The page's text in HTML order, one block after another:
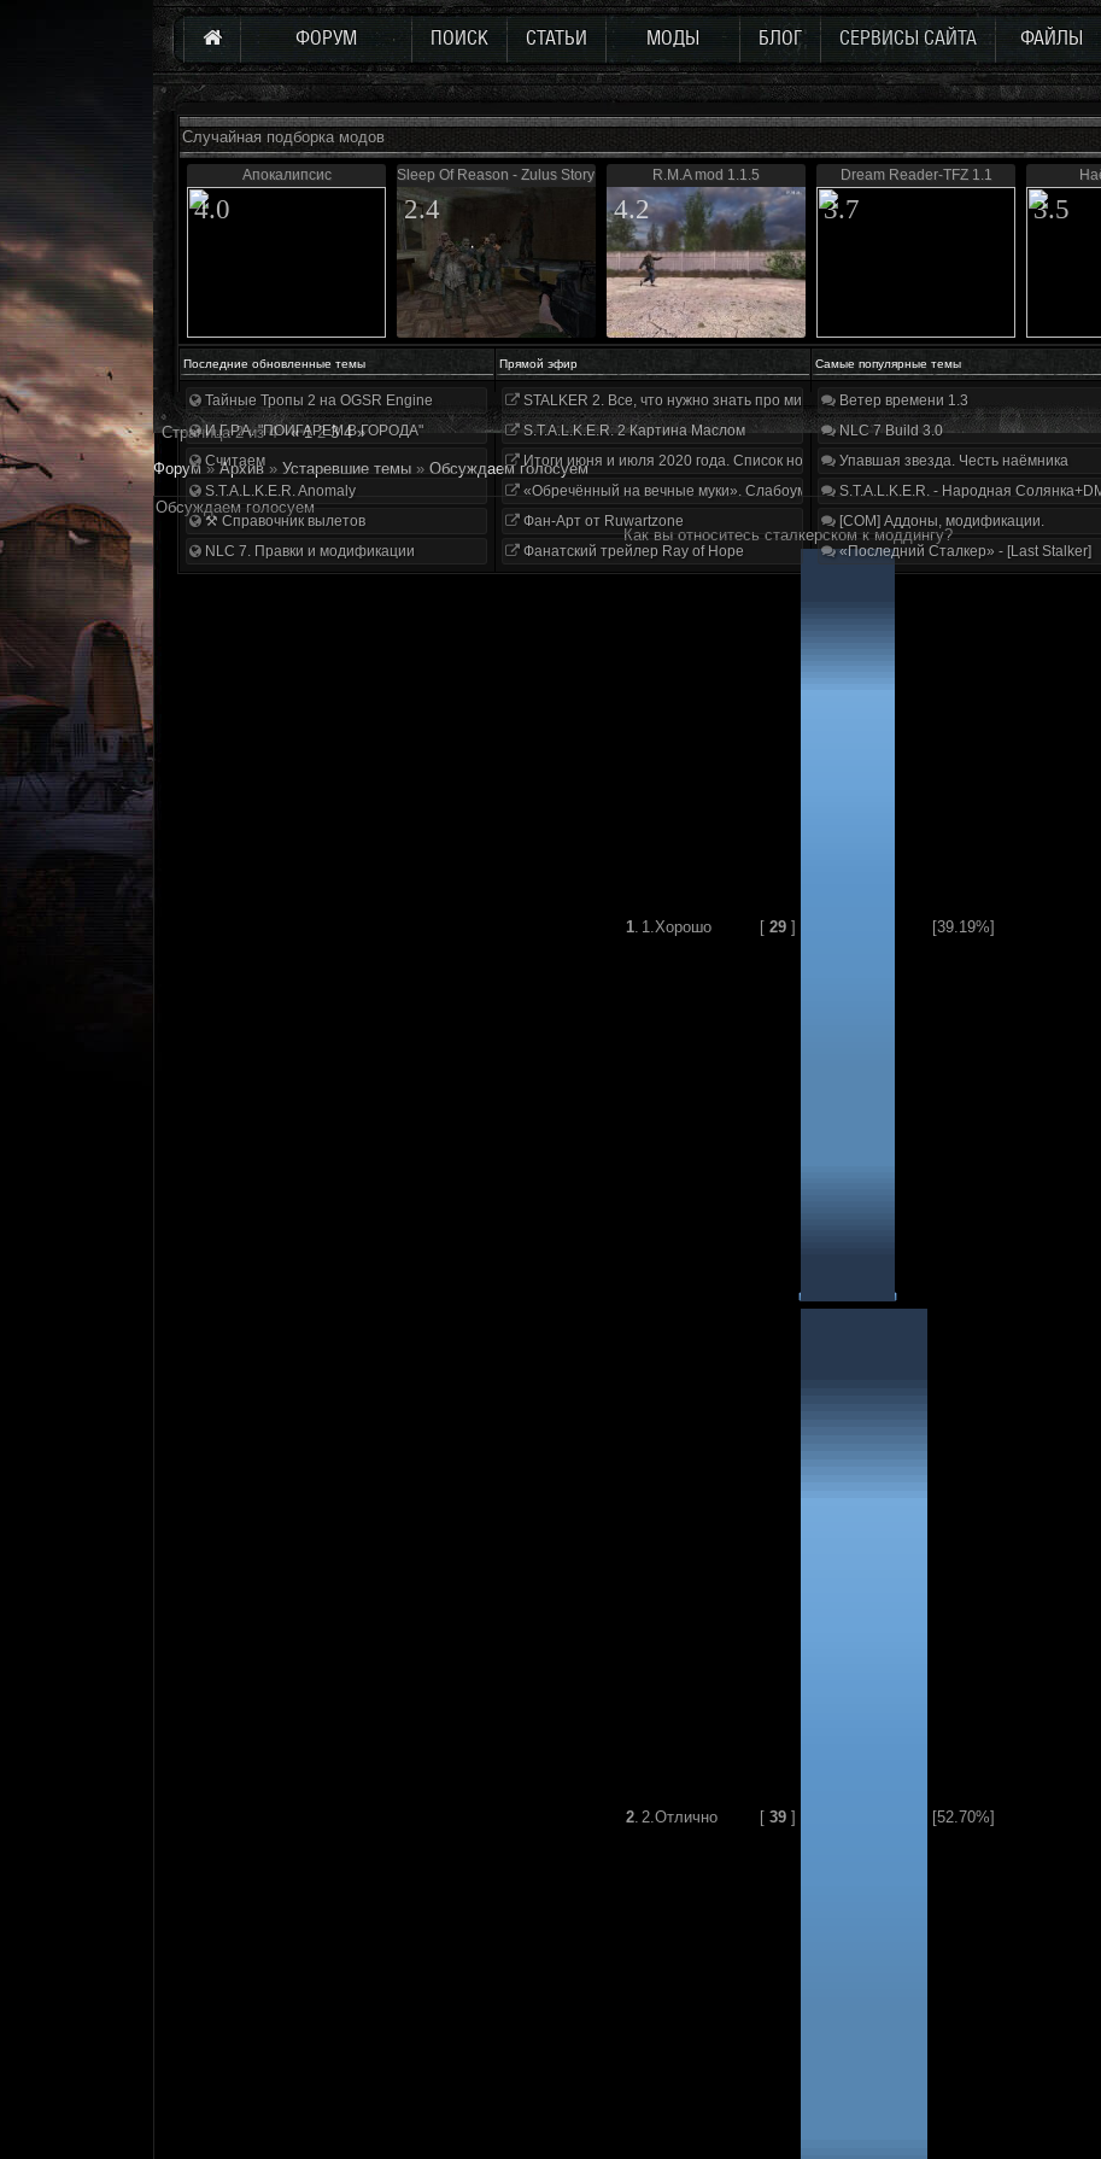
ФОРУМ ПОИСК СТАТЬИ МОДЫ БЛОГ СЕРВИСЫ САЙТА ФАЙЛЫ
Случайная подборка модов
Апокалипсис
4.0
Sleep Of Reason - Zulus Story 0.5
2.4
R.M.A mod 1.1.5
4.2
Dream Reader-TFZ 1.1
3.7 3.5
Последние обновленные темы Прямой эфир Самые популярные темы
Тайные Тропы 2 на OGSR Engine
И.Г.Р.А. "ПОИГАРЕМ В ГОРОДА"
Считаем
S.T.A.L.K.E.R. Anomaly
⚒ Справочник вылетов
NLC 7. Правки и модификации
STALKER 2. Все, что нужно знать про мир, геймплей и сюжет | Разбор трейлера
S.T.A.L.K.E.R. 2 Картина Маслом
Итоги июня и июля 2020 года. Список нововведений
«Обречённый на вечные муки». Слабоумие и отвага
Фан-Арт от Ruwartzone
Фанатский трейлер Ray of Hope
Ветер времени 1.3
NLC 7 Build 3.0
Упавшая звезда. Честь наёмника
S.T.A.L.K.E.R. - Народная
[COM] Аддоны, модификации.
«Последний Сталкер» - [Last Stalker]
Страница2из4 « 1 2 3 4 »
Форум » Архив » Устаревшие темы » Обсуждаем голосуем
Обсуждаем голосуем
Как вы относитесь сталкерском к моддингу?
1. 1.Хорошо [ 29 ] [39.19%]
2. 2.Отлично [ 39 ] [52.70%]